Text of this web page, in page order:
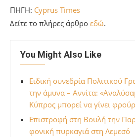
ΠΗΓΗ: Cyprus Times
Δείτε το πλήρες άρθρο εδώ.
You Might Also Like
Ειδική συνεδρία Πολιτικού
την άμυνα – Αννίτα:
Κύπρος μπορεί να γίνει
Επιστροφή στη Βουλή την
φονική πυρκαγιά στη Λεμεσό